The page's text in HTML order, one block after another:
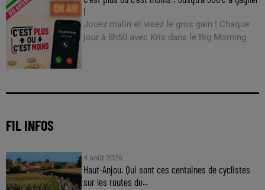
!
Jouez malin et visez le gros gain ! Chaque
jour à 8h50 avec Kris dans le Big Morning
FIL INFOS
4 août 2026
Haut-Anjou. Qui sont ces centaines de cyclistes
sur les routes de...